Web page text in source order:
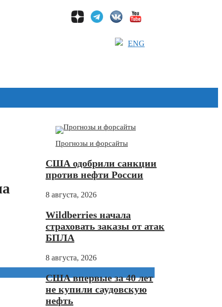
ENG
Прогнозы и форсайты
США одобрили санкции
против нефти России
8 августа, 2026
Wildberries начала
страховать заказы от атак
БПЛА
8 августа, 2026
США впервые за 40 лет
не купили саудовскую
нефть